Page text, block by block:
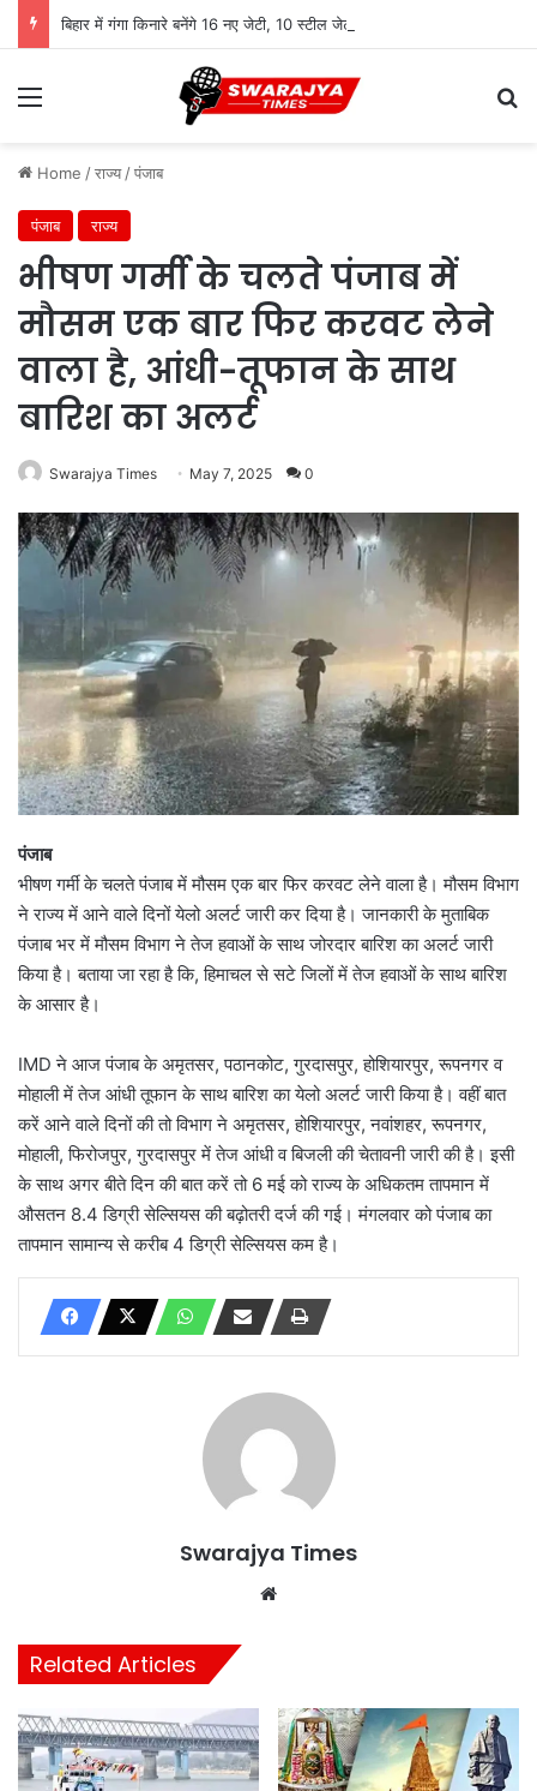
बिहार में गंगा किनारे बनेंगे 16 नए जेटी, 10 स्टील जेटी का निर्माण शुरू
Menu
Home /राज्य /पंजाब
पंजाब राज्य
भीषण गर्मी के चलते पंजाब में
मौसम एक बार फिर करवट लेने
वाला है, आंधी-तूफान के साथ
बारिश का अलर्ट
Swarajya Times May 7, 2025 0
पंजाब
भीषण गर्मी के चलते पंजाब में मौसम एक बार फिर करवट लेने वाला है। मौसम विभाग
ने राज्य में आने वाले दिनों येलो अलर्ट जारी कर दिया है। जानकारी के मुताबिक
पंजाब भर में मौसम विभाग ने तेज हवाओं के साथ जोरदार बारिश का अलर्ट जारी
किया है। बताया जा रहा है कि, हिमाचल से सटे जिलों में तेज हवाओं के साथ बारिश
के आसार है।
IMD ने आज पंजाब के अमृतसर, पठानकोट, गुरदासपुर, होशियारपुर, रूपनगर व
मोहाली में तेज आंधी तूफान के साथ बारिश का येलो अलर्ट जारी किया है। वहीं बात
करें आने वाले दिनों की तो विभाग ने अमृतसर, होशियारपुर, नवांशहर, रूपनगर,
मोहाली, फिरोजपुर, गुरदासपुर में तेज आंधी व बिजली की चेतावनी जारी की है। इसी
के साथ अगर बीते दिन की बात करें तो 6 मई को राज्य के अधिकतम तापमान में
औसतन 8.4 डिग्री सेल्सियस की बढ़ोतरी दर्ज की गई। मंगलवार को पंजाब का
तापमान सामान्य से करीब 4 डिग्री सेल्सियस कम है।
Swarajya Times
Related Articles